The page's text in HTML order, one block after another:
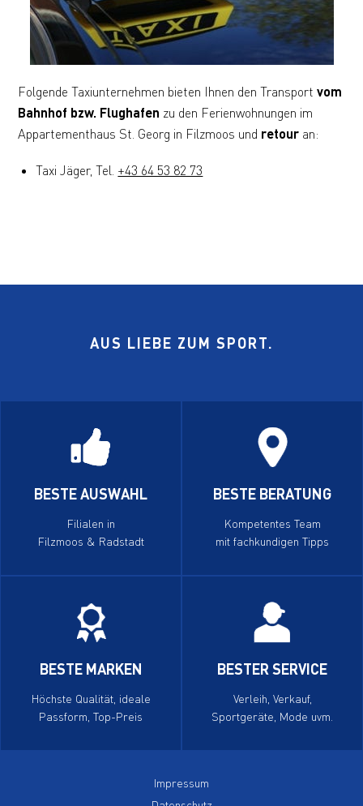
Folgende Taxiunternehmen bieten Ihnen den Transportvom
Bahnhof bzw. Flughafen zu den Ferienwohnungen im
Appartementhaus St. Georg in Filzmoos und retour an:
Taxi Jäger, Tel. +43 64 53 82 73
AUS LIEBE ZUM SPORT.
BESTE AUSWAHL
Filialen in
Filzmoos & Radstadt
BESTE BERATUNG
Kompetentes Team
mit fachkundigen Tipps
BESTE MARKEN
Höchste Qualität, ideale
Passform, Top-Preis
BESTER SERVICE
Verleih, Verkauf,
Sportgeräte, Mode uvm.
Impressum